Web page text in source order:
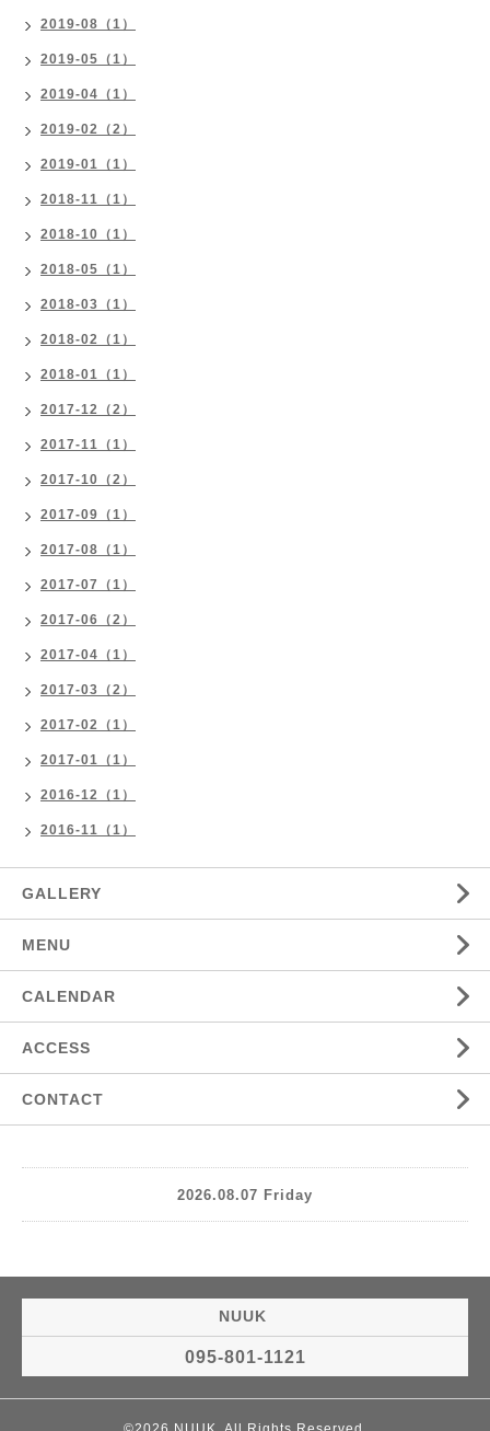
2019-08（1）
2019-05（1）
2019-04（1）
2019-02（2）
2019-01（1）
2018-11（1）
2018-10（1）
2018-05（1）
2018-03（1）
2018-02（1）
2018-01（1）
2017-12（2）
2017-11（1）
2017-10（2）
2017-09（1）
2017-08（1）
2017-07（1）
2017-06（2）
2017-04（1）
2017-03（2）
2017-02（1）
2017-01（1）
2016-12（1）
2016-11（1）
GALLERY
MENU
CALENDAR
ACCESS
CONTACT
2026.08.07 Friday
NUUK
095-801-1121